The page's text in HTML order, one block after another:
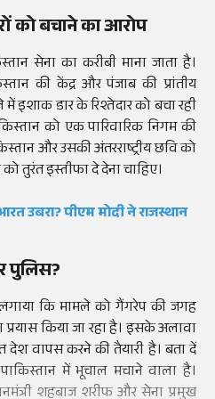
को बचाने का आरोप
सेना का करीबी माना जाता है।
की केंद्र और पंजाब की प्रांतीय
इशाक डार के रिश्तेदार को बचा रही
को एक पारिवारिक निगम की
और उसकी अंतरराष्ट्रीय छवि को
तुरंत इस्तीफा दे देना चाहिए।
उबरा? पीएम मोदी ने राजस्थान
पुलिस?
कि मामले को गैंगरेप की जगह
किया जा रहा है। इसके अलावा
देश वापस करने की तैयारी है। बता दें
में भूचाल मचाने वाला है।